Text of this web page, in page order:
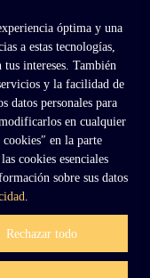
óptima y una
a estas tecnologías,
intereses. También
y la facilidad de
datos personales para
en cualquier
en la parte
cookies esenciales
sobre sus datos
.
Rechazar todo